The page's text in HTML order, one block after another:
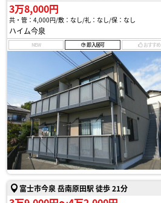
3万8,000円
共・管：4,000円 敷：なし 礼：なし 保：なし
ハイム今泉
NEW 即入居可 おすすめ
富士市今泉 岳南原田駅 徒歩 21分